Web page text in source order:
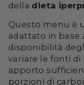
della dieta
Questo menu è
adattato in base
disponibilità
variare le fonti di
apporto
porzioni di